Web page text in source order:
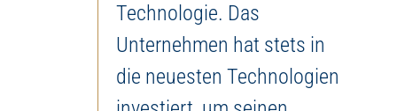
Technologie. Das
Unternehmen hat stets in
die neuesten Technologien